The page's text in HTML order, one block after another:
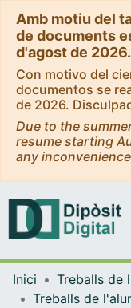
Amb motiu del
de documents
d'agost de
Con motivo del
documentos se
de 2026.
Due to the
resume starting
any
Inici
Treballs de